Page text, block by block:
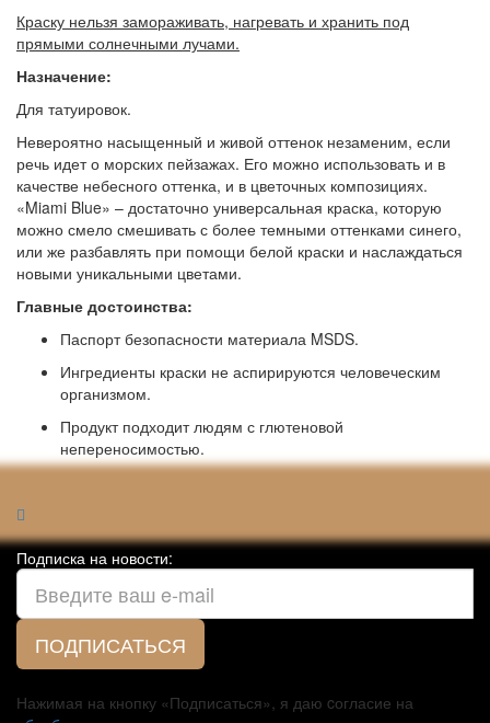
Краску нельзя замораживать, нагревать и хранить под
прямыми солнечными лучами.
Назначение:
Для татуировок.
Невероятно насыщенный и живой оттенок незаменим, если
речь идет о морских пейзажах. Его можно использовать и в
качестве небесного оттенка, и в цветочных композициях.
«Miami Blue» – достаточно универсальная краска, которую
можно смело смешивать с более темными оттенками синего,
или же разбавлять при помощи белой краски и наслаждаться
новыми уникальными цветами.
Главные достоинства:
Паспорт безопасности материала MSDS.
Ингредиенты краски не аспирируются человеческим
организмом.
Продукт подходит людям с глютеновой
непереносимостью.
Подписка на новости:
ПОДПИСАТЬСЯ
Нажимая на кнопку «Подписаться», я даю cогласие на